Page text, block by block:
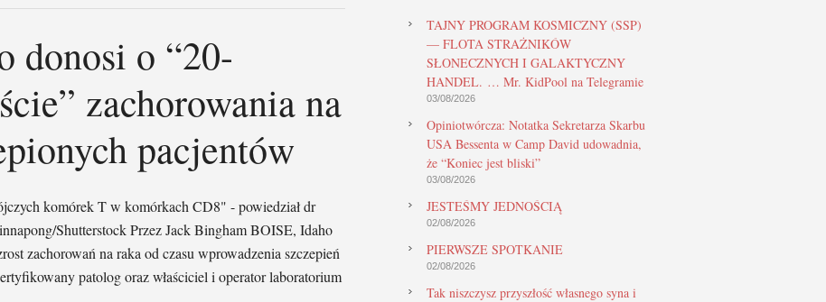
donosi o “20-
zachorowania na
pacjentów
komórek T w komórkach CD8" - powiedział dr
Shutterstock Przez Jack Bingham BOISE, Idaho
zachorowań na raka od czasu wprowadzenia szczepień
patolog oraz właściciel i operator laboratorium
TAJNY PROGRAM KOSMICZNY (SSP)
— FLOTA STRAŻNIKÓW
SŁONECZNYCH I GALAKTYCZNY
HANDEL. … Mr. KidPool na Telegramie
03/08/2026
Opiniotwórcza: Notatka Sekretarza Skarbu
USA Bessenta w Camp David udowadnia,
że “Koniec jest bliski”
03/08/2026
JESTEŚMY JEDNOŚCIĄ
02/08/2026
PIERWSZE SPOTKANIE
02/08/2026
Tak niszczysz przyszłość własnego syna i